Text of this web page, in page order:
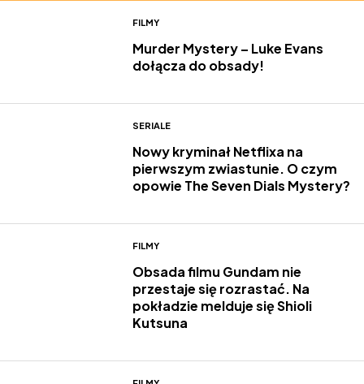
FILMY
Murder Mystery – Luke Evans
dołącza do obsady!
SERIALE
Nowy kryminał Netflixa na
pierwszym zwiastunie. O czym
opowie The Seven Dials Mystery?
FILMY
Obsada filmu Gundam nie
przestaje się rozrastać. Na
pokładzie melduje się Shioli
Kutsuna